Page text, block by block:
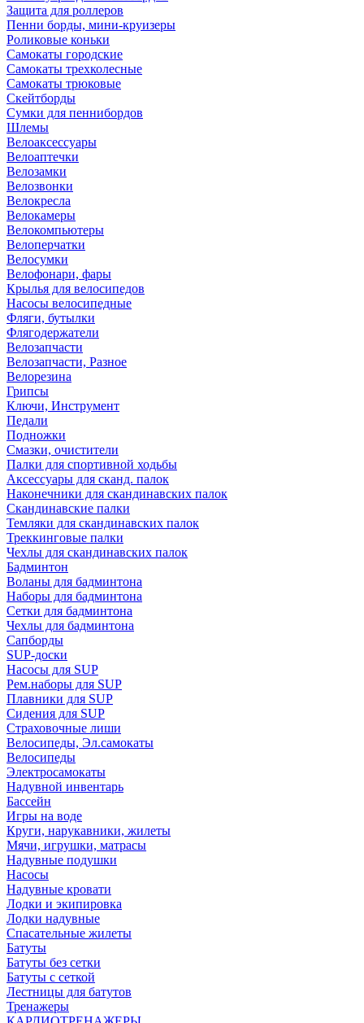
Защита для роллеров
Пенни борды, мини-круизеры
Роликовые коньки
Самокаты городские
Самокаты трехколесные
Самокаты трюковые
Скейтборды
Сумки для пеннибордов
Шлемы
Велоаксессуары
Велоаптечки
Велозамки
Велозвонки
Велокресла
Велокамеры
Велокомпьютеры
Велоперчатки
Велосумки
Велофонари, фары
Крылья для велосипедов
Насосы велосипедные
Фляги, бутылки
Флягодержатели
Велозапчасти
Велозапчасти, Разное
Велорезина
Грипсы
Ключи, Инструмент
Педали
Подножки
Смазки, очистители
Палки для спортивной ходьбы
Аксессуары для сканд. палок
Наконечники для скандинавских палок
Скандинавские палки
Темляки для скандинавских палок
Треккинговые палки
Чехлы для скандинавских палок
Бадминтон
Воланы для бадминтона
Наборы для бадминтона
Сетки для бадминтона
Чехлы для бадминтона
Сапборды
SUP-доски
Насосы для SUP
Рем.наборы для SUP
Плавники для SUP
Сидения для SUP
Страховочные лиши
Велосипеды, Эл.самокаты
Велосипеды
Электросамокаты
Надувной инвентарь
Бассейн
Игры на воде
Круги, нарукавники, жилеты
Мячи, игрушки, матрасы
Надувные подушки
Насосы
Надувные кровати
Лодки и экипировка
Лодки надувные
Спасательные жилеты
Батуты
Батуты без сетки
Батуты с сеткой
Лестницы для батутов
Тренажеры